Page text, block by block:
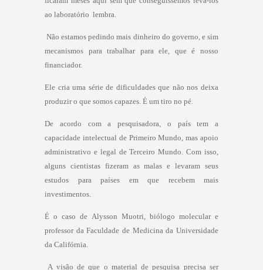
ao laboratório  lembra.
 Não estamos pedindo mais dinheiro do governo, e sim
mecanismos para trabalhar para ele, que é nosso
financiador.
Ele cria uma série de dificuldades que não nos deixa
produzir o que somos capazes. É um tiro no pé.
De acordo com a pesquisadora, o país tem a
capacidade intelectual de Primeiro Mundo, mas apoio
administrativo e legal de Terceiro Mundo. Com isso,
alguns cientistas fizeram as malas e levaram seus
estudos para países em que recebem mais
investimentos.
É o caso de Alysson Muotri, biólogo molecular e
professor da Faculdade de Medicina da Universidade
da Califórnia.
 A visão de que o material de pesquisa precisa ser